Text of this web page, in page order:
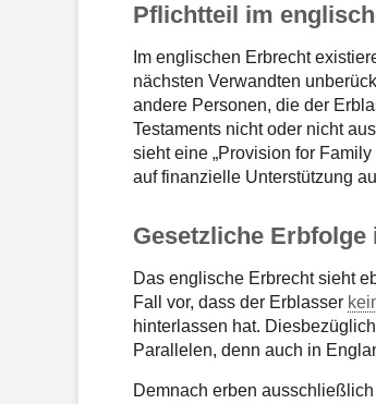
Pflichtteil im
Im englischen Erbrecht
nächsten Verwandten
andere Personen, die der
Testaments nicht oder nicht
sieht eine „Provision for
auf finanzielle Unterstützung
Gesetzliche Erbfolge
Das englische Erbrecht sieht
Fall vor, dass der Erblasser
hinterlassen hat.
Parallelen, denn auch in
Demnach erben